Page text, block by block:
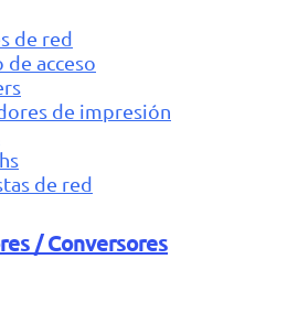
de red
de acceso
de impresión
de red
/ Conversores